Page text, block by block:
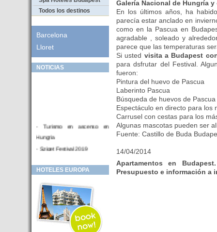
Todos los destinos
Barcelona
Lloret
NOTICIAS
- Turismo en ascenso en
Hungria
- Sziget Festival 2019
Hotel en venta en zona PRIME
- Inversor para hotel
- Hotel en venta Budapest
- Budapest y Cracovia, las
ciudades de moda en 2018
HOTELES EUROPA
Galería Nacional de Hungría
En los últimos años, ha
parecía estar anclado en
como en la Pascua en
agradable , soleado y
parece que las temperaturas
Si usted visita a Budapest
para dsfrutar del Festival.
fueron:
Pintura del huevo de Pascua
Laberinto Pascua
Búsqueda de huevos de Pascua
Espectáculo en directo para los
Carrusel con cestas para los
Algunas mascotas pueden ser
Fuente: Castillo de Buda
14/04/2014
Apartamentos en
Presupuesto e información a